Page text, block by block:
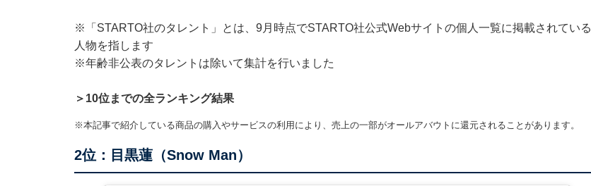
※「STARTO社のタレント」とは、9月時点でSTARTO社公式Webサイトの個人一覧に掲載されている
人物を指します
※年齢非公表のタレントは除いて集計を行いました
＞10位までの全ランキング結果
※本記事で紹介している商品の購入やサービスの利用により、売上の一部がオールアバウトに還元されることがあります。
2位：目黒蓮（Snow Man）